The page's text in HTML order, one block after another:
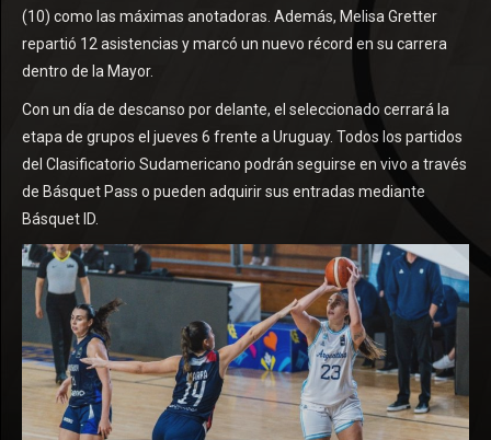
(10) como las máximas anotadoras. Además, Melisa Gretter
repartió 12 asistencias y marcó un nuevo récord en su carrera
dentro de la Mayor.
Con un día de descanso por delante, el seleccionado cerrará la
etapa de grupos el jueves 6 frente a Uruguay. Todos los partidos
del Clasificatorio Sudamericano podrán seguirse en vivo a través
de Básquet Pass o pueden adquirir sus entradas mediante
Básquet ID.